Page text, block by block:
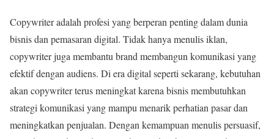
Copywriter adalah profesi yang berperan penting dalam dunia
bisnis dan pemasaran digital. Tidak hanya menulis iklan,
copywriter juga membantu brand membangun komunikasi yang
efektif dengan audiens. Di era digital seperti sekarang, kebutuhan
akan copywriter terus meningkat karena bisnis membutuhkan
strategi komunikasi yang mampu menarik perhatian pasar dan
meningkatkan penjualan. Dengan kemampuan menulis persuasif,